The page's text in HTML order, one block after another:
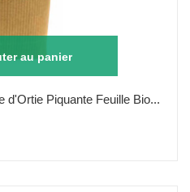
au panier
d'Ortie Piquante Feuille Bio...